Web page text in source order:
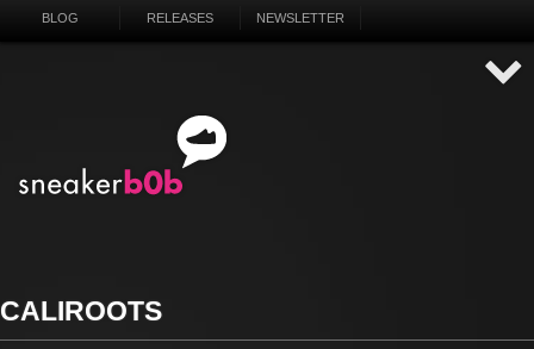
BLOG RELEASES NEWSLETTER
CALIROOTS